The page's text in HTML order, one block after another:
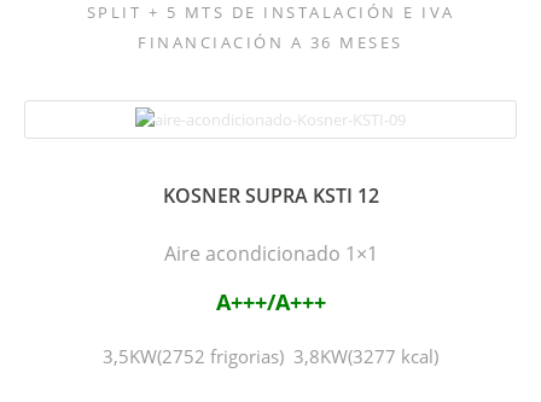
SPLIT + 5 MTS DE INSTALACIÓN E IVA
FINANCIACIÓN A 36 MESES
KOSNER SUPRA KSTI 12
Aire acondicionado 1×1
A+++/A+++
3,5KW(2752 frigorias) 3,8KW(3277 kcal)